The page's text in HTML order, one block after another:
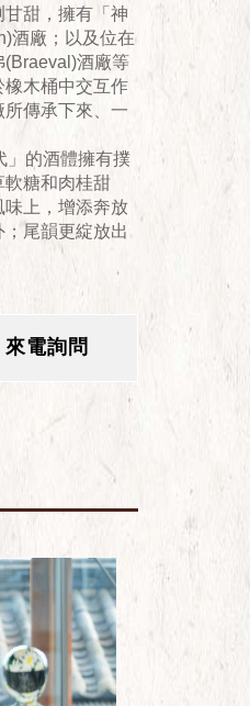
甜，擁有「神
酒廠；以及位在
酒廠等
木桶中交互作
傳承下來、一
」的酒體擁有撲
糖和肉桂甜
上，增添奔放
尾韻更綻放出
來電詢問